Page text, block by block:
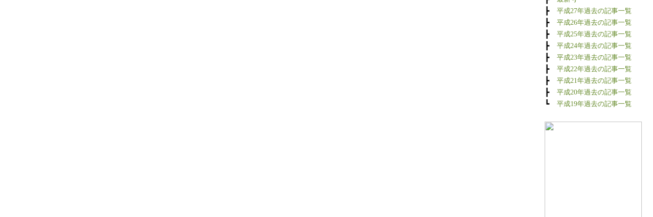
┣ 平成27年過去の記事一覧
┣ 平成26年過去の記事一覧
┣ 平成25年過去の記事一覧
┣ 平成24年過去の記事一覧
┣ 平成23年過去の記事一覧
┣ 平成22年過去の記事一覧
┣ 平成21年過去の記事一覧
┣ 平成20年過去の記事一覧
┗ 平成19年過去の記事一覧